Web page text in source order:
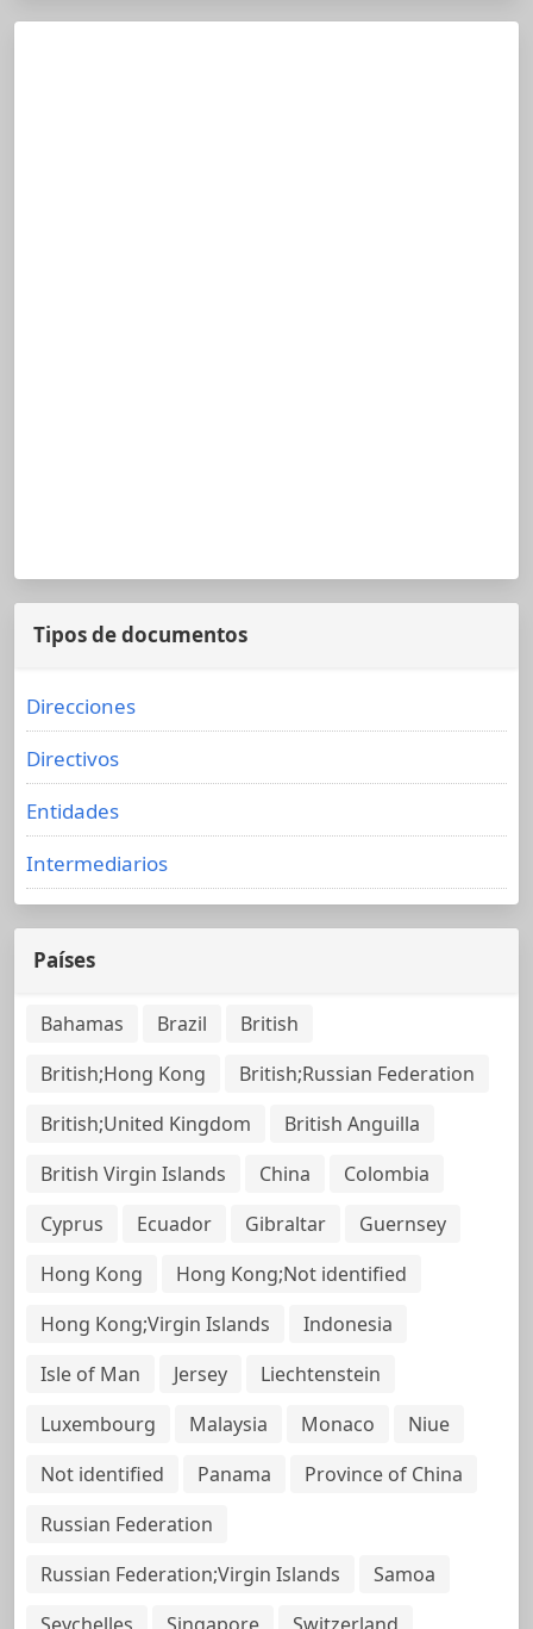
Tipos de documentos
Direcciones
Directivos
Entidades
Intermediarios
Países
Bahamas Brazil
British
British;Hong Kong
British;Russian Federation
British;United Kingdom
British Anguilla
British Virgin Islands
China
Colombia
Cyprus
Ecuador Gibraltar
Guernsey
Hong Kong
Hong Kong;Not identified
Hong Kong;Virgin Islands
Indonesia
Isle of Man
Jersey
Liechtenstein
Luxembourg
Malaysia Monaco
Niue
Not identified
Panama
Province of China
Russian Federation
Russian Federation;Virgin Islands
Samoa